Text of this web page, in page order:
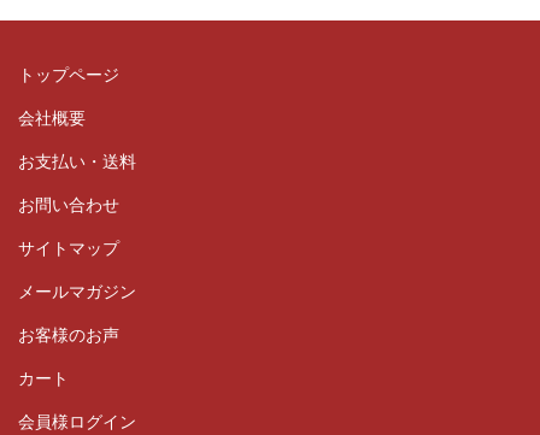
トップページ
会社概要
お支払い・送料
お問い合わせ
サイトマップ
メールマガジン
お客様のお声
カート
会員様ログイン